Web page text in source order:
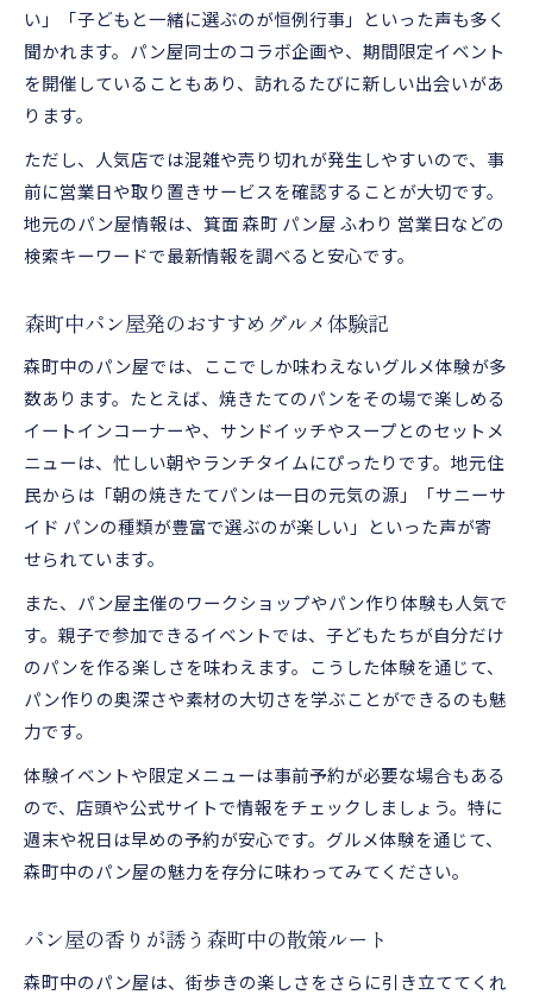
い」「子どもと一緒に選ぶのが恒例行事」といった声も多く
聞かれます。パン屋同士のコラボ企画や、期間限定イベント
を開催していることもあり、訪れるたびに新しい出会いがあ
ります。
ただし、人気店では混雑や売り切れが発生しやすいので、事
前に営業日や取り置きサービスを確認することが大切です。
地元のパン屋情報は、箕面 森町 パン屋 ふわり 営業日などの
検索キーワードで最新情報を調べると安心です。
森町中パン屋発のおすすめグルメ体験記
森町中のパン屋では、ここでしか味わえないグルメ体験が多
数あります。たとえば、焼きたてのパンをその場で楽しめる
イートインコーナーや、サンドイッチやスープとのセットメ
ニューは、忙しい朝やランチタイムにぴったりです。地元住
民からは「朝の焼きたてパンは一日の元気の源」「サニーサ
イド パンの種類が豊富で選ぶのが楽しい」といった声が寄
せられています。
また、パン屋主催のワークショップやパン作り体験も人気で
す。親子で参加できるイベントでは、子どもたちが自分だけ
のパンを作る楽しさを味わえます。こうした体験を通じて、
パン作りの奥深さや素材の大切さを学ぶことができるのも魅
力です。
体験イベントや限定メニューは事前予約が必要な場合もある
ので、店頭や公式サイトで情報をチェックしましょう。特に
週末や祝日は早めの予約が安心です。グルメ体験を通じて、
森町中のパン屋の魅力を存分に味わってみてください。
パン屋の香りが誘う森町中の散策ルート
森町中のパン屋は、街歩きの楽しさをさらに引き立ててくれ